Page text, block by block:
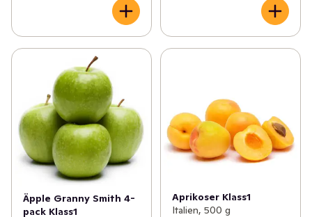
Äpple Granny Smith 4-
pack Klass1
Aprikoser Klass1
Italien, 500 g